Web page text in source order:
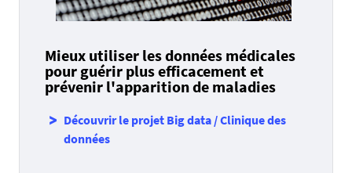
Mieux utiliser les données médicales
pour guérir plus efficacement et
prévenir l'apparition de maladies
Découvrir le projet Big data / Clinique des
données